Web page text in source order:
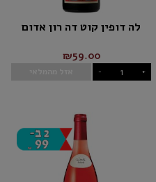
לה דופין קוט דה רון אדום
₪59.00
- +